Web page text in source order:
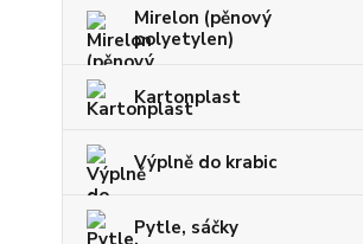
Mirelon (pěnový
polyetylen)
Kartonplast
Výplně do krabic
Pytle, sáčky